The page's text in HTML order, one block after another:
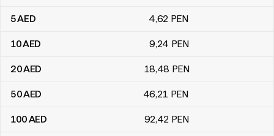
Umrechnungstabelle VAE-Dirham zu Peruanische Sol
5AED 4,62 PEN
10AED 9,24 PEN
20AED 18,48 PEN
50AED 46,21 PEN
100AED 92,42 PEN